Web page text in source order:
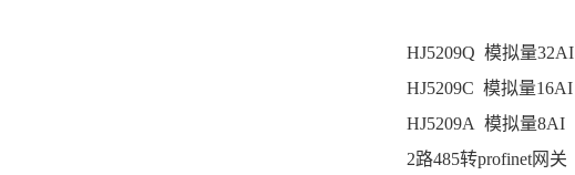
HJ5209Q 模拟量32AI
HJ5209C 模拟量16AI
HJ5209A 模拟量8AI
2路485转profinet网关